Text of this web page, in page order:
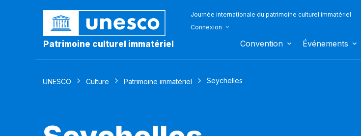
Patrimoine culturel immatériel
Journée internationale du patrimoine culturel immatériel
Connexion
Convention Événements
UNESCO Culture Patrimoine immatériel Seychelles